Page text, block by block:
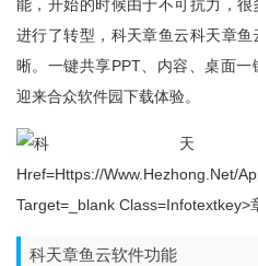
能，开始的时候由于不可抗力，
进行了转型，科天章鱼云科天章
晰。一键共享PPT、内容、桌面
迎来合众软件园下载体验。
科天章鱼云软件功能